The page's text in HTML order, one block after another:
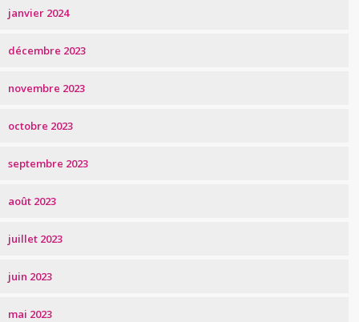
janvier 2024
décembre 2023
novembre 2023
octobre 2023
septembre 2023
août 2023
juillet 2023
juin 2023
mai 2023